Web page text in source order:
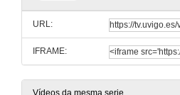
URL:
IFRAME:
25 de xuño de
Cuarteto